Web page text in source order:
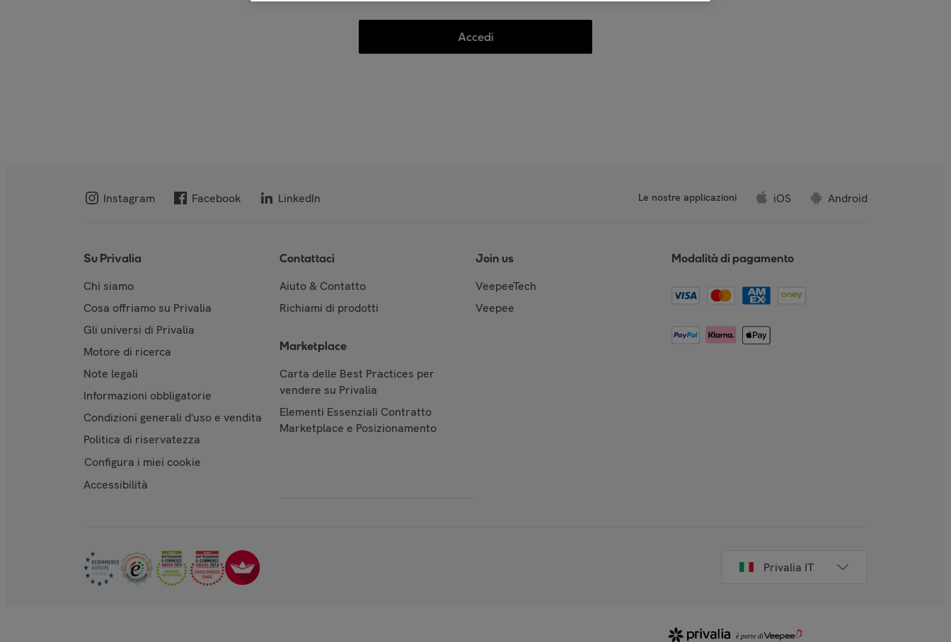
Accedi
Instagram Facebook LinkedIn Le nostre applicazioni iOS Android
Su Privalia
Chi siamo
Cosa offriamo su Privalia
Gli universi di Privalia
Motore di ricerca
Note legali
Informazioni obbligatorie
Condizioni generali d'uso e vendita
Politica di riservatezza
Configura i miei cookie
Accessibilità
Contattaci
Aiuto & Contatto
Richiami di prodotti
Marketplace
Carta delle Best Practices per
vendere su Privalia
Elementi Essenziali Contratto
Marketplace e Posizionamento
Join us
VeepeeTech
Veepee
Modalità di pagamento
Privalia IT